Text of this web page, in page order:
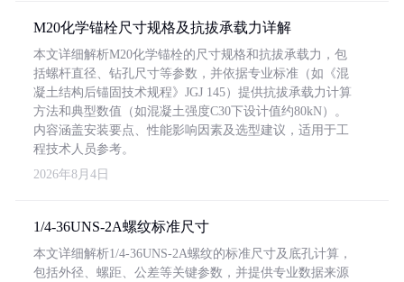
M20化学锚栓尺寸规格及抗拔承载力详解
本文详细解析M20化学锚栓的尺寸规格和抗拔承载力，包
括螺杆直径、钻孔尺寸等参数，并依据专业标准（如《混
凝土结构后锚固技术规程》JGJ 145）提供抗拔承载力计算
方法和典型数值（如混凝土强度C30下设计值约80kN）。
内容涵盖安装要点、性能影响因素及选型建议，适用于工
程技术人员参考。
2026年8月4日
1/4-36UNS-2A螺纹标准尺寸
本文详细解析1/4-36UNS-2A螺纹的标准尺寸及底孔计算，
包括外径、螺距、公差等关键参数，并提供专业数据来源